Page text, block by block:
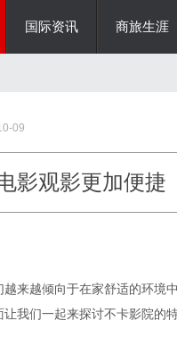
国际资讯 商旅生涯
09
影观影更加便捷
来越倾向于在家舒适的环境
我们一起来探讨不卡影院的